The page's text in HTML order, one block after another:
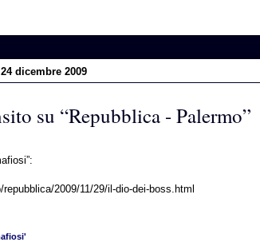
dicembre 2009
su “Repubblica - Palermo”
2009/11/29/il-dio-dei-boss.html